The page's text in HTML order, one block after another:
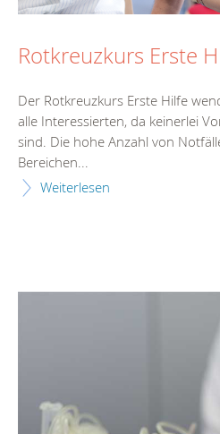
Rotkreuzkurs Erste
Der Rotkreuzkurs Erste Hilfe
alle Interessierten, da keinerlei
sind. Die hohe Anzahl von
Bereichen...
Weiterlesen